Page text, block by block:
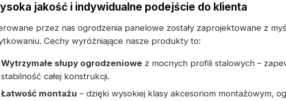
jakość i indywidualne podejście do klienta
przez nas ogrodzenia panelowe zostały zaprojektowane z
Cechy wyróżniające nasze produkty to:
Wytrzymałe słupy ogrodzeniowe z mocnych profili stalowych –
stabilność całej konstrukcji.
Łatwość montażu – dzięki wysokiej klasy akcesoriom montażowym,